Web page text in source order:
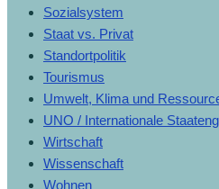
Sozialsystem
Staat vs. Privat
Standortpolitik
Tourismus
Umwelt, Klima und
UNO / Internationale
Wirtschaft
Wissenschaft
Wohnen